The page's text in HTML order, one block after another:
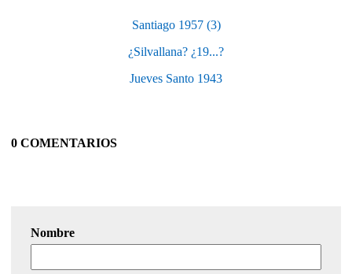
Santiago 1957 (3)
¿Silvallana? ¿19...?
Jueves Santo 1943
0 COMENTARIOS
Nombre